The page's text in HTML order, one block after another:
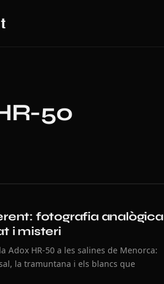
50
fotografia analògica
i misteri
Adox HR-50 a les salines de Menorca:
la tramuntana i els blancs que